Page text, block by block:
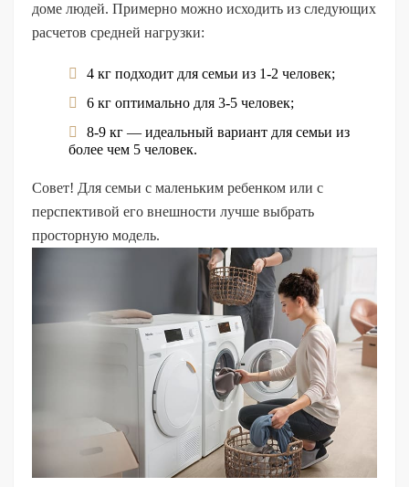
доме людей. Примерно можно исходить из следующих
расчетов средней нагрузки:
4 кг подходит для семьи из 1-2 человек;
6 кг оптимально для 3-5 человек;
8-9 кг — идеальный вариант для семьи из
более чем 5 человек.
Совет! Для семьи с маленьким ребенком или с
перспективой его внешности лучше выбрать
просторную модель.